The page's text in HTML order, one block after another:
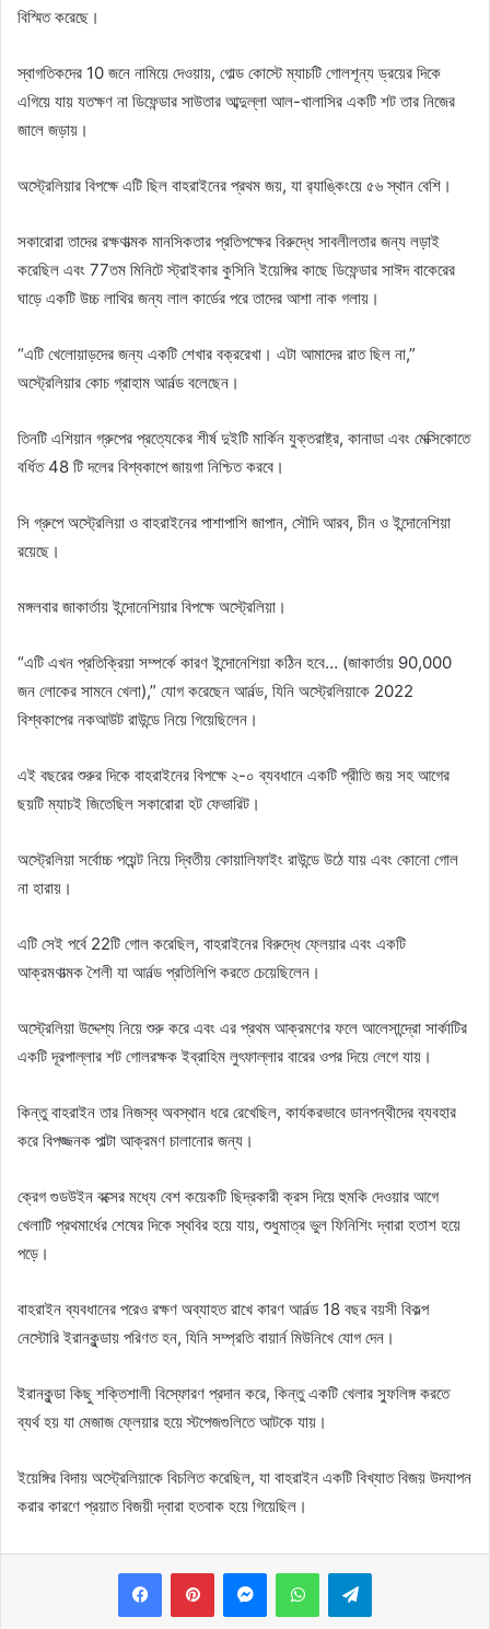
বিস্মিত করেছে।
স্বাগতিকদের 10 জনে নামিয়ে দেওয়ায়, গোল্ড কোস্টে ম্যাচটি গোলশূন্য ড্রয়ের দিকে
এগিয়ে যায় যতক্ষণ না ডিফেন্ডার সাউতার আব্দুল্লা আল-খালাসির একটি শট তার নিজের
জালে জড়ায়।
অস্ট্রেলিয়ার বিপক্ষে এটি ছিল বাহরাইনের প্রথম জয়, যা র‍্যাঙ্কিংয়ে ৫৬ স্থান বেশি।
সকারোরা তাদের রক্ষণাত্মক মানসিকতার প্রতিপক্ষের বিরুদ্ধে সাবলীলতার জন্য লড়াই
করেছিল এবং 77তম মিনিটে স্ট্রাইকার কুসিনি ইয়েঙ্গির কাছে ডিফেন্ডার সাঈদ বাকেরের
ঘাড়ে একটি উচ্চ লাথির জন্য লাল কার্ডের পরে তাদের আশা নাক গলায়।
“এটি খেলোয়াড়দের জন্য একটি শেখার বক্ররেখা। এটা আমাদের রাত ছিল না,”
অস্ট্রেলিয়ার কোচ গ্রাহাম আর্নল্ড বলেছেন।
তিনটি এশিয়ান গ্রুপের প্রত্যেকের শীর্ষ দুইটি মার্কিন যুক্তরাষ্ট্র, কানাডা এবং মেক্সিকোতে
বর্ধিত 48 টি দলের বিশ্বকাপে জায়গা নিশ্চিত করবে।
সি গ্রুপে অস্ট্রেলিয়া ও বাহরাইনের পাশাপাশি জাপান, সৌদি আরব, চীন ও ইন্দোনেশিয়া
রয়েছে।
মঙ্গলবার জাকার্তায় ইন্দোনেশিয়ার বিপক্ষে অস্ট্রেলিয়া।
“এটি এখন প্রতিক্রিয়া সম্পর্কে কারণ ইন্দোনেশিয়া কঠিন হবে… (জাকার্তায় 90,000
জন লোকের সামনে খেলা),” যোগ করেছেন আর্নল্ড, যিনি অস্ট্রেলিয়াকে 2022
বিশ্বকাপের নকআউট রাউন্ডে নিয়ে গিয়েছিলেন।
এই বছরের শুরুর দিকে বাহরাইনের বিপক্ষে ২-০ ব্যবধানে একটি প্রীতি জয় সহ আগের
ছয়টি ম্যাচই জিতেছিল সকারোরা হট ফেভারিট।
অস্ট্রেলিয়া সর্বোচ্চ পয়েন্ট নিয়ে দ্বিতীয় কোয়ালিফাইং রাউন্ডে উঠে যায় এবং কোনো গোল
না হারায়।
এটি সেই পর্বে 22টি গোল করেছিল, বাহরাইনের বিরুদ্ধে ফ্লেয়ার এবং একটি
আক্রমণাত্মক শৈলী যা আর্নল্ড প্রতিলিপি করতে চেয়েছিলেন।
অস্ট্রেলিয়া উদ্দেশ্য নিয়ে শুরু করে এবং এর প্রথম আক্রমণের ফলে আলেসান্দ্রো সার্কাটির
একটি দূরপাল্লার শট গোলরক্ষক ইব্রাহিম লুৎফাল্লার বারের ওপর দিয়ে লেগে যায়।
কিন্তু বাহরাইন তার নিজস্ব অবস্থান ধরে রেখেছিল, কার্যকরভাবে ডানপন্থীদের ব্যবহার
করে বিপজ্জনক পাল্টা আক্রমণ চালানোর জন্য।
ক্রেগ গুডউইন বক্সের মধ্যে বেশ কয়েকটি ছিদ্রকারী ক্রস দিয়ে হুমকি দেওয়ার আগে
খেলাটি প্রথমার্ধের শেষের দিকে স্থবির হয়ে যায়, শুধুমাত্র ভুল ফিনিশিং দ্বারা হতাশ হয়ে
পড়ে।
বাহরাইন ব্যবধানের পরেও রক্ষণ অব্যাহত রাখে কারণ আর্নল্ড 18 বছর বয়সী বিকল্প
নেস্টোরি ইরানকুন্ডায় পরিণত হন, যিনি সম্প্রতি বায়ার্ন মিউনিখে যোগ দেন।
ইরানকুন্ডা কিছু শক্তিশালী বিস্ফোরণ প্রদান করে, কিন্তু একটি খেলার স্ফুলিঙ্গ করতে
ব্যর্থ হয় যা মেজাজ ফ্লেয়ার হয়ে স্টপেজগুলিতে আটকে যায়।
ইয়েঙ্গির বিদায় অস্ট্রেলিয়াকে বিচলিত করেছিল, যা বাহরাইন একটি বিখ্যাত বিজয় উদযাপন
করার কারণে প্রয়াত বিজয়ী দ্বারা হতবাক হয়ে গিয়েছিল।
MessengerWhatsAppTelegram